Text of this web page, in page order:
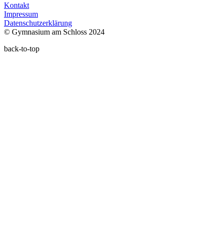
Kontakt
Impressum
Datenschutzerklärung
© Gymnasium am Schloss 2024
back-to-top